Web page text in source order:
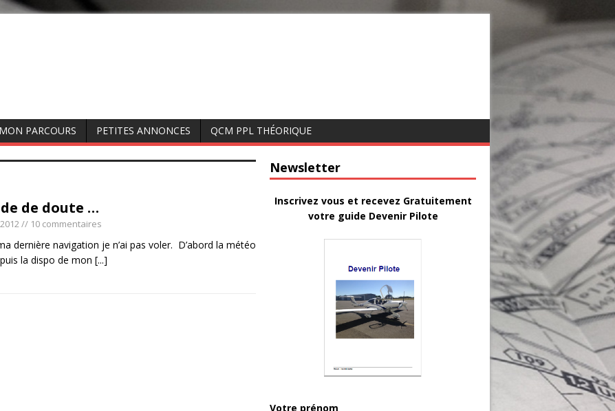
MON PARCOURS PETITES ANNONCES QCM PPL THÉORIQUE
de doute …
// 10 commentaires
dernière navigation je n’ai pas voler. D’abord la météo
la dispo de mon [...]
Newsletter
Inscrivez vous et recevez Gratuitement
votre guide Devenir Pilote
Votre prénom